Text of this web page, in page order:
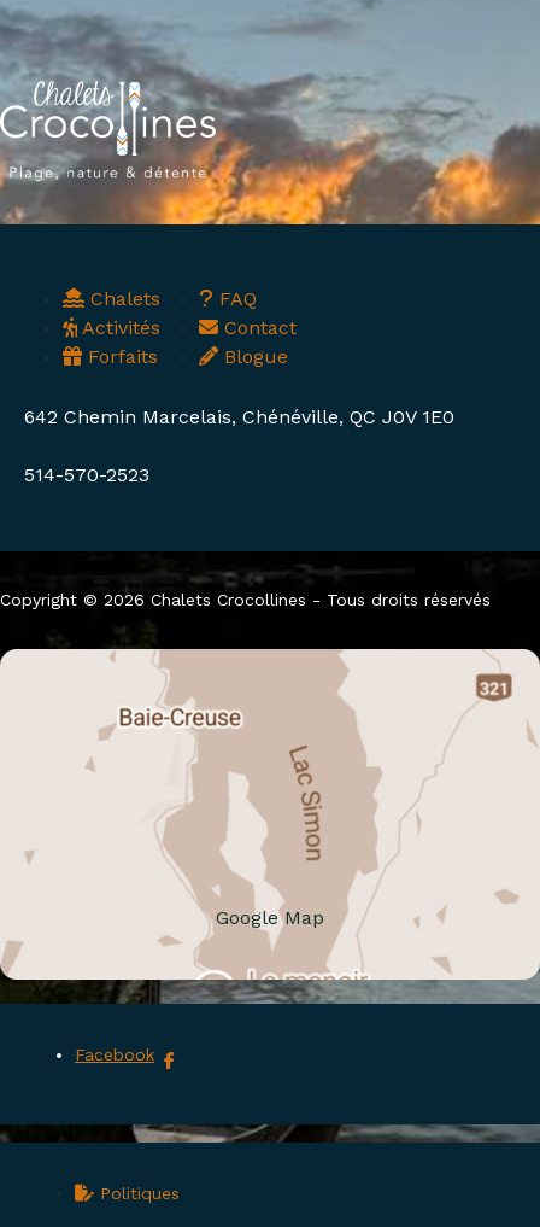
Chalets
Activités
Forfaits
FAQ
Contact
Blogue
642 Chemin Marcelais, Chénéville, QC J0V 1E0
514-570-2523
Copyright © 2026 Chalets Crocollines - Tous droits réservés
Google Map
Facebook
Politiques